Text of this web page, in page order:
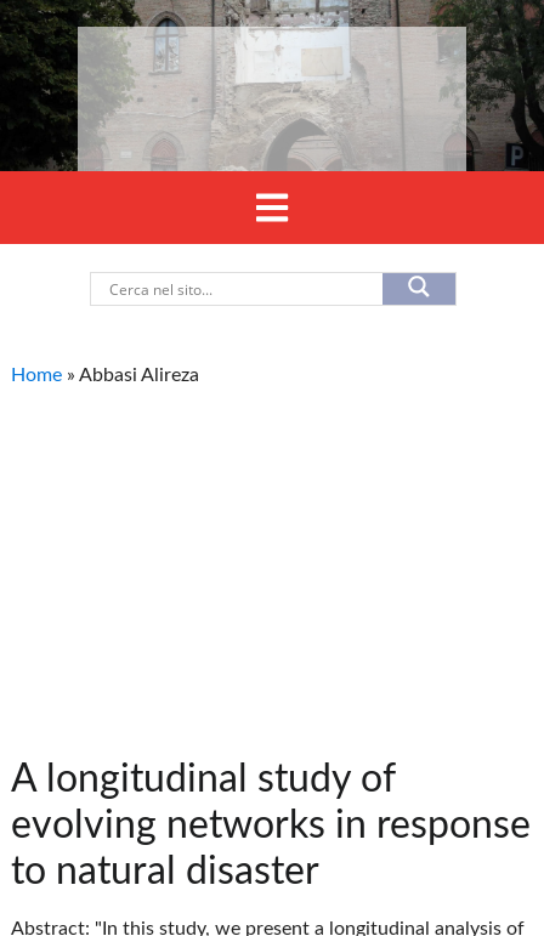
Home »Abbasi Alireza
A longitudinal study of
evolving networks in response
to natural disaster
Abstract: "In this study, we present a longitudinal analysis of